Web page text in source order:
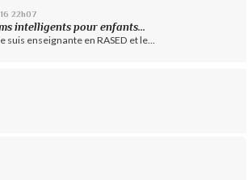
22h07
intelligents pour enfants...
suis enseignante en RASED et le...